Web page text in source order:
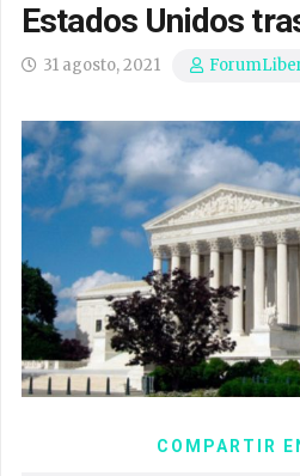
Estados Unidos
31 agosto, 2021
COMPARTIR